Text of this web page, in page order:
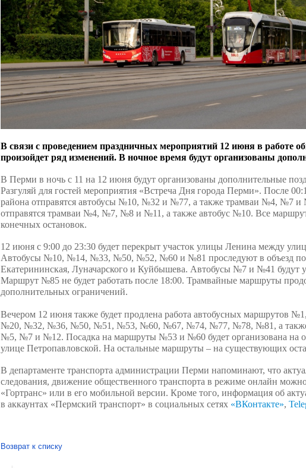
В связи с проведением праздничных мероприятий 12 июня в работе
произойдет ряд изменений. В ночное время будут организованы
В Перми в ночь с 11 на 12 июня будут организованы дополнительные
Разгуляй для гостей мероприятия «Встреча Дня города Перми». После
района отправятся автобусы №10, №32 и №77, а также трамваи №4, №7 и
отправятся трамваи №4, №7, №8 и №11, а также автобус №10. Все
конечных остановок.
12 июня с 9:00 до 23:30 будет перекрыт участок улицы Ленина между
Автобусы №10, №14, №33, №50, №52, №60 и №81 проследуют в объезд по
Екатерининская, Луначарского и Куйбышева. Автобусы №7 и №41 будут
Маршрут №85 не будет работать после 18:00. Трамвайные маршруты
дополнительных ограничений.
Вечером 12 июня также будет продлена работа автобусных
№20, №32, №36, №50, №51, №53, №60, №67, №74, №77, №78, №81, а также
№5, №7 и №12. Посадка на маршруты №53 и №60 будет организована на
улице Петропавловской. На остальные маршруты – на существующих
В департаменте транспорта администрации Перми напоминают, что
следования, движение общественного транспорта в режиме онлайн
«Гортранс» или в его мобильной версии. Кроме того, информация об
в аккаунтах «Пермский транспорт» в социальных сетях «ВКонтакте»,
Возврат к списку